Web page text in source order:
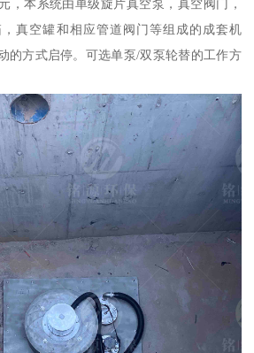
，本系统由单级旋片真空泵，真空阀门，
真空罐和相应管道阀门等组成的成套机
的方式启停。可选单泵/双泵轮替的工作方